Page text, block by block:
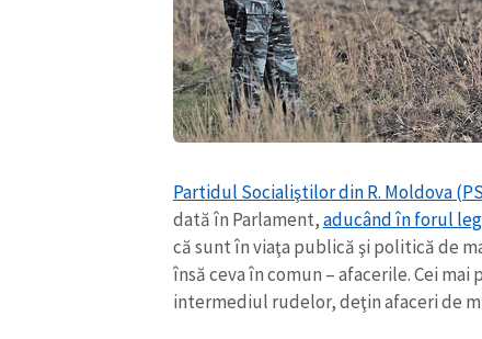
Partidul Socialiştilor din R. Moldova
dată în Parlament,aducând în forul
că sunt în viaţa publică şi politică de
însă ceva în comun – afacerile. Cei
intermediul rudelor, deţin afaceri de
ȘTIREA MEA
Titlu știre
Fotografie
Link media
Mesajul știrei